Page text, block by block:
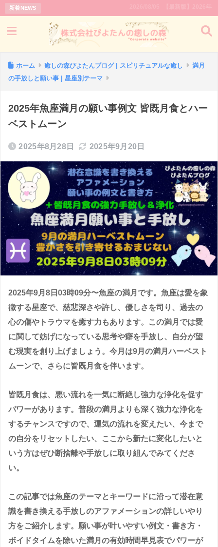
新着NEWS
ホーム 癒しの森ぴよたんブログ | スピリチュアルな癒し
満月
の手放しと願い事 | 星座別テーマ
2025年魚座満月の願い事例文 皆既月食とハー
ベストムーン
2025年8月28日 2025年9月20日
2025年9月8日03時09分〜魚座の満月です。魚座は愛を象
徴する星座で、慈悲深さや許し、優しさを司り、過去の
心の傷やトラウマを癒す力もあります。この満月では愛
に関して妨げになっている思考や癖を手放し、自分が望
む現実を創り上げましょう。今月は9月の満月ハーベスト
ムーンで、さらに皆既月食を伴います。
皆既月食は、悪い流れを一気に断絶し強力な浄化を促す
パワーがあります。普段の満月よりも深く強力な浄化を
するチャンスですので、運気の流れを変えたい、今まで
の自分をリセットしたい、ここから新たに変化したいと
いう方はぜひ断捨離や手放しに取り組んでみてくださ
い。
この記事では魚座のテーマとキーワードに沿って潜在意
識を書き換える手放しのアファメーションの詳しいやり
方をご紹介します。願い事が叶いやすい例文・書き方・
ボイドタイムを除いた満月の有効時間早見表でパワーが